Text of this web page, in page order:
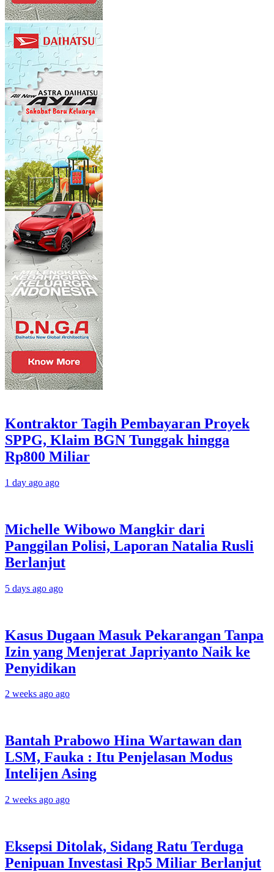
Kontraktor Tagih Pembayaran Proyek
SPPG, Klaim BGN Tunggak hingga
Rp800 Miliar
1 day ago ago
Michelle Wibowo Mangkir dari
Panggilan Polisi, Laporan Natalia Rusli
Berlanjut
5 days ago ago
Kasus Dugaan Masuk Pekarangan Tanpa
Izin yang Menjerat Japriyanto Naik ke
Penyidikan
2 weeks ago ago
Bantah Prabowo Hina Wartawan dan
LSM, Fauka : Itu Penjelasan Modus
Intelijen Asing
2 weeks ago ago
Eksepsi Ditolak, Sidang Ratu Terduga
Penipuan Investasi Rp5 Miliar Berlanjut